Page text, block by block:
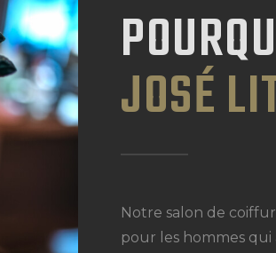
JOSÉ
Notre salon de
pour les hommes